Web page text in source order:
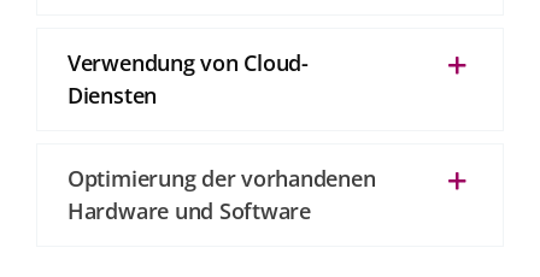
Verwendung von Cloud-
Diensten
Optimierung der vorhandenen
Hardware und Software